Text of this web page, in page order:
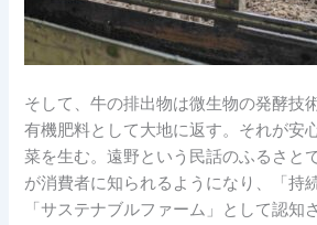
そして、牛の排出物は微生物の発酵技
有機肥料として大地に返す。それが安
菜を生む。遠野という民話のふるさと
が消費者に知られるようになり、「持
「サステナブルファーム」として認知